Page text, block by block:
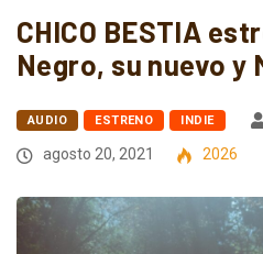
CHICO BESTIA
Negro, su nuevo y
AUDIO ESTRENO INDIE
agosto 20, 2021
2026